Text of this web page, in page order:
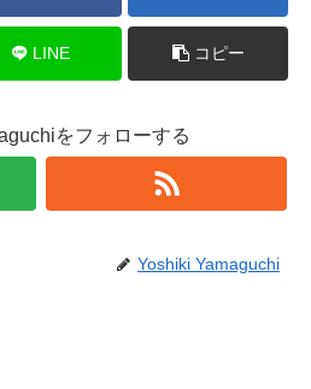
LINE コピー
をフォローする
Yoshiki Yamaguchi